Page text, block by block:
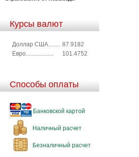
Курсы валют
Доллар США........ 87.9182
Евро...................
101.4752
Способы оплаты
Банковской картой
Наличный расчет
Безналичный расчет